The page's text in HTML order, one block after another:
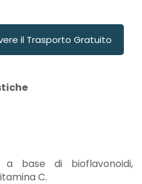
il Trasporto Gratuito
a base di bioflavonoidi,
C.